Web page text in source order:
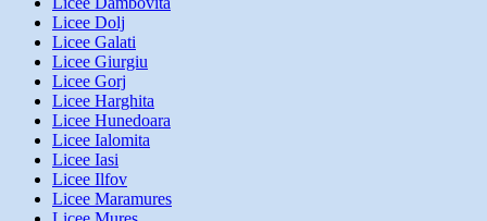
Licee Dolj
Licee Galati
Licee Giurgiu
Licee Gorj
Licee Harghita
Licee Hunedoara
Licee Ialomita
Licee Iasi
Licee Ilfov
Licee Maramures